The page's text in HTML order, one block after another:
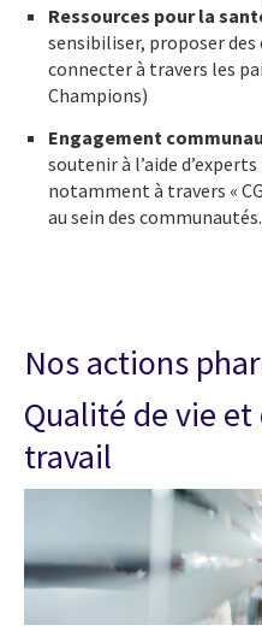
Ressources pour la
sensibiliser, proposer
connecter à travers les
Champions)
Engagement
soutenir à l’aide
notamment à travers «
au sein des communautés.
Nos actions
Qualité de vie
travail